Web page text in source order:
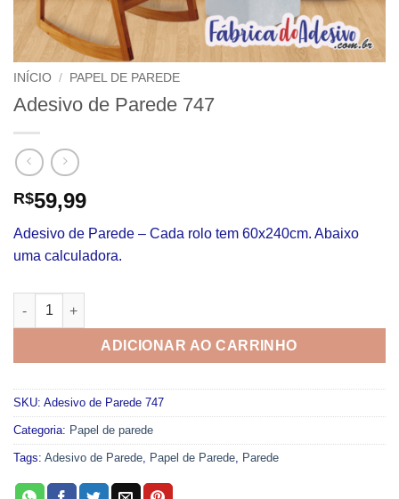
INÍCIO / PAPEL DE PAREDE
Adesivo de Parede 747
R$59,99
Adesivo de Parede – Cada rolo tem 60x240cm. Abaixo
uma calculadora.
Adesivo de Parede 747 quantidade
ADICIONAR AO CARRINHO
SKU: Adesivo de Parede 747
Categoria: Papel de parede
Tags: Adesivo de Parede, Papel de Parede, Parede